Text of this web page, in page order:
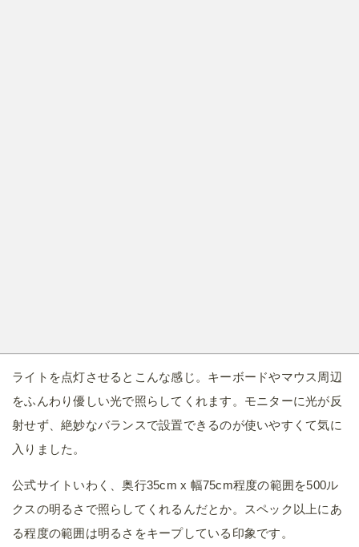
ライトを点灯させるとこんな感じ。キーボードやマウス周辺
をふんわり優しい光で照らしてくれます。モニターに光が反
射せず、絶妙なバランスで設置できるのが使いやすくて気に
入りました。
公式サイトいわく、奥行35cm x 幅75cm程度の範囲を500ル
クスの明るさで照らしてくれるんだとか。スペック以上にあ
る程度の範囲は明るさをキープしている印象です。